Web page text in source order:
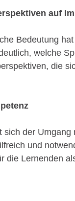
auf
Bedeutung
welche
die
sich der Umgang
und
die Lernenden